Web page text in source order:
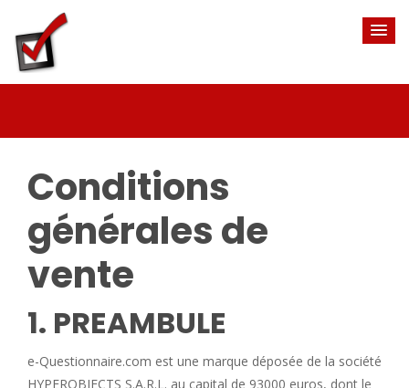
Conditions
générales de
vente
1. PREAMBULE
e-Questionnaire.com est une marque déposée de la société
HYPEROBJECTS S.A.R.L. au capital de 93000 euros, dont le